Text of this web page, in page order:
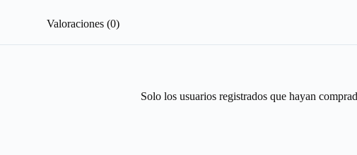
Valoraciones (0)
Solo los usuarios registrados que hayan